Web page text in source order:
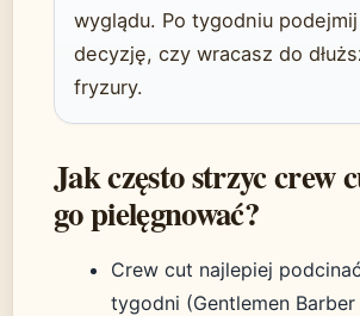
wyglądu. Po tygodniu podejmij
decyzję, czy wracasz do
fryzury.
Jak często strzyc crew
go pielęgnować?
Crew cut najlepiej
tygodni (Gentlemen Barber